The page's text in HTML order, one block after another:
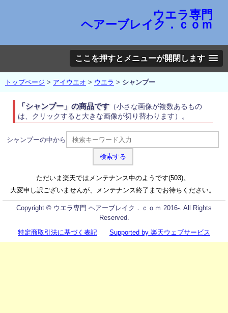
ウエラ専門
ヘアーブレイク．ｃｏｍ
「シャンプー」の商品です （小さな画像が複数あるもの
は、クリックすると大きな画像が切り替わります）。
シャンプーの中から
ただいま楽天ではメンテナンス中のようです(503)。
大変申し訳ございませんが、メンテナンス終了までお待ちください。
トップページ > アイウエオ > ウエラ > シャンプー
ここを押すとメニューが開閉します
Copyright © ウエラ専門 ヘアーブレイク．ｃｏｍ 2016-. All Rights
Reserved.
特定商取引法に基づく表記
Supported by 楽天ウェブサービス